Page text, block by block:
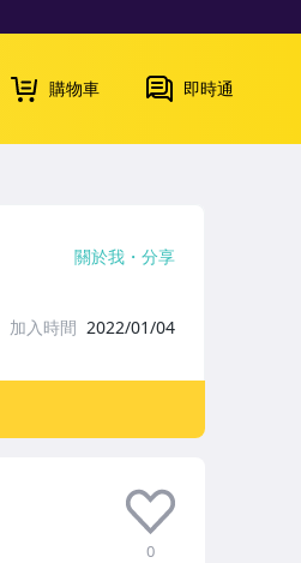
購物車 即時通
0
關於我 分享
加入時間 2022/01/04